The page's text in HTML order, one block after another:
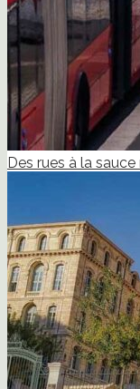
Des rues à la